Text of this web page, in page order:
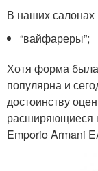
В наших
“вайфареры”;
Хотя форма
популярна и
достоинству
расширяющиеся
Emporio Armani